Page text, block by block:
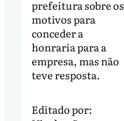
prefeitura sobre os
motivos para
conceder a
honraria para a
empresa, mas não
teve resposta.
Editado por: